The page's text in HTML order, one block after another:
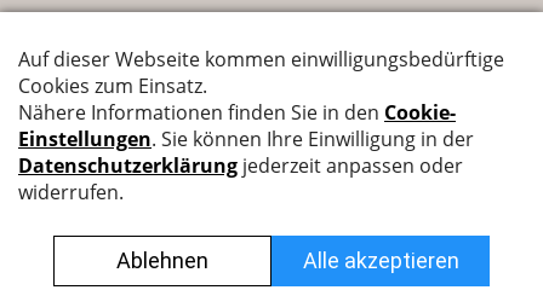
Nyffenegger Armaturen AG
Leutschenbachstrasse 38